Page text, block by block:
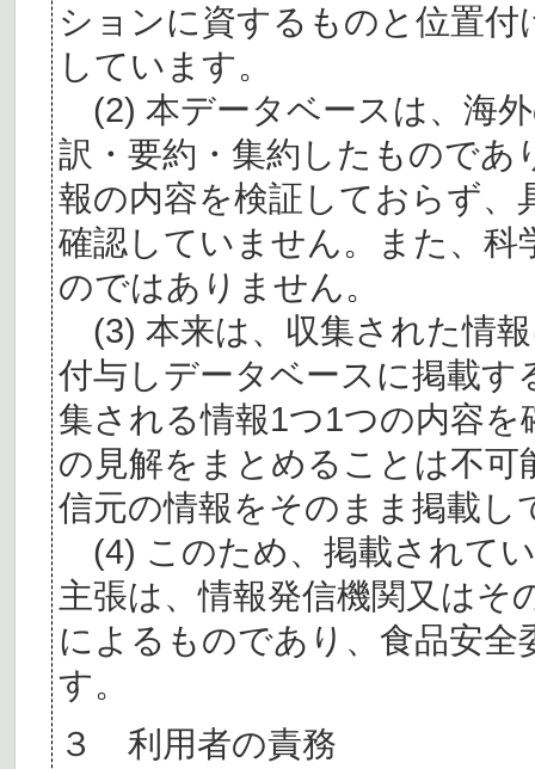
ションに資するものと位置
しています。
(2) 本データベースは、海
訳・要約・集約したものであ
報の内容を検証しておらず、
確認していません。また、
のではありません。
(3) 本来は、収集された情
付与しデータベースに掲載
集される情報1つ1つの内容
の見解をまとめることは不
信元の情報をそのまま掲載し
(4) このため、掲載されて
主張は、情報発信機関又はそ
によるものであり、食品安
す。
３ 利用者の責務